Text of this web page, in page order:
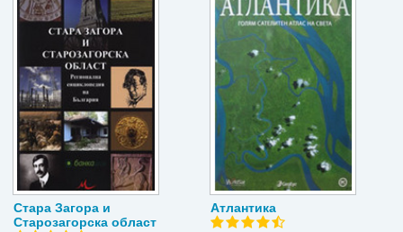
Стара Загора и
Старозагорска област
Атлантика